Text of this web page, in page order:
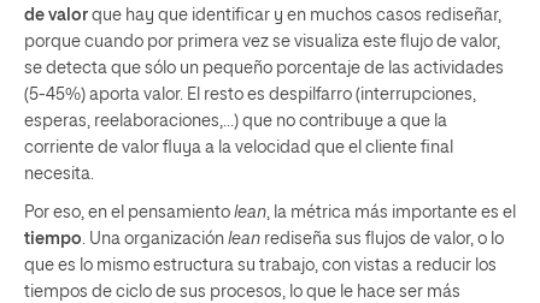
de valor que hay que identificar y en muchos casos rediseñar,
porque cuando por primera vez se visualiza este flujo de valor,
se detecta que sólo un pequeño porcentaje de las actividades
(5-45%) aporta valor. El resto es despilfarro (interrupciones,
esperas, reelaboraciones,…) que no contribuye a que la
corriente de valor fluya a la velocidad que el cliente final
necesita.
Por eso, en el pensamiento lean, la métrica más importante es el
tiempo. Una organización lean rediseña sus flujos de valor, o lo
que es lo mismo estructura su trabajo, con vistas a reducir los
tiempos de ciclo de sus procesos, lo que le hace ser más